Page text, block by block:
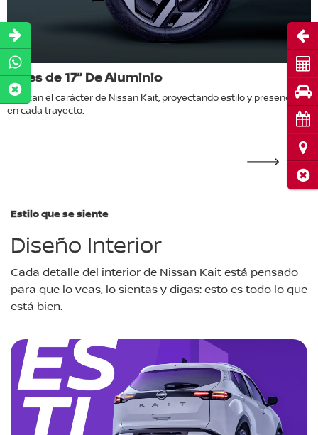
Rines de 17” De Aluminio
Realzan el carácter de Nissan Kait, proyectando estilo y presencia
en cada trayecto.
Estilo que se siente
Diseño Interior
Cada detalle del interior de Nissan Kait está pensado
para que lo veas, lo sientas y digas: esto es todo lo que
está bien.